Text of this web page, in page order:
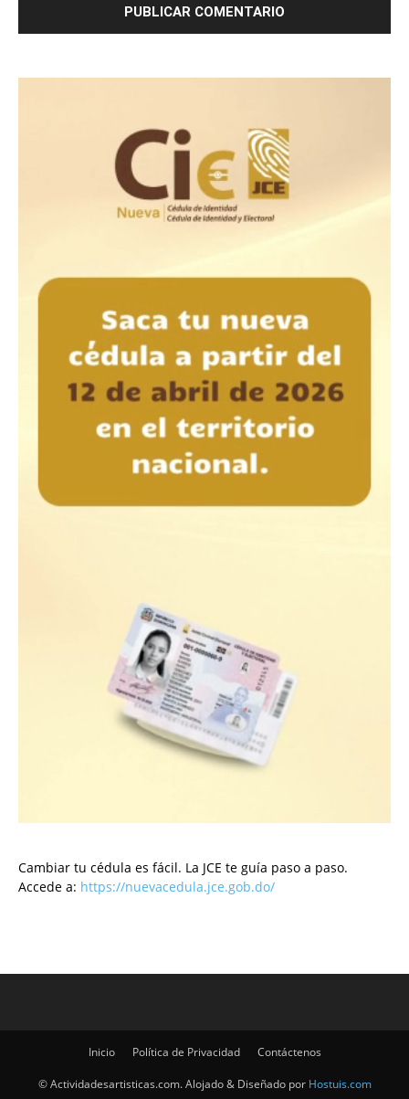
Cambiar tu cédula es fácil. La JCE te guía paso a paso.
Accede a: https://nuevacedula.jce.gob.do/
Inicio Política de Privacidad Contáctenos
© Actividadesartisticas.com. Alojado & Diseñado por Hostuis.com